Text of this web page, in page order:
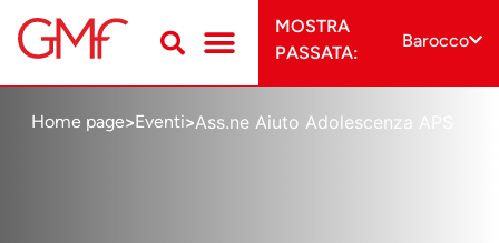
MOSTRA
PASSATA:
Barocco
Home page>Eventi>Ass.ne Aiuto Adolescenza APS